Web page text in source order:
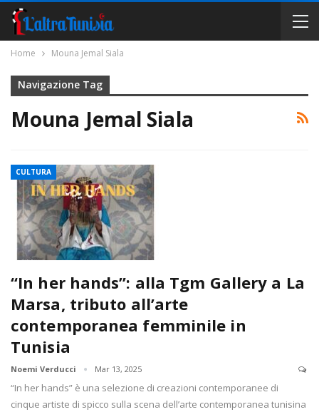
Home Mouna Jemal Siala
Navigazione Tag
Mouna Jemal Siala
CULTURA
“In her hands”: alla Tgm Gallery a La
Marsa, tributo all’arte
contemporanea femminile in
Tunisia
Noemi Verducci Mar 13, 2025
“In her hands” è una selezione di creazioni contemporanee di
cinque artiste di spicco sulla scena dell’arte contemporanea tunisina